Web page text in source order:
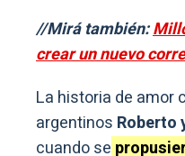
//Mirá también:
crear un nuevo
La historia de amor
argentinos Roberto
cuando se